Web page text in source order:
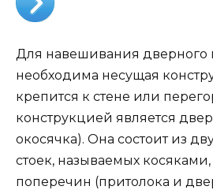
Для навешивания дверного
необходима несущая
крепится к стене или
конструкцией является
окосячка). Она состоит из
стоек, называемых
поперечин (притолока и